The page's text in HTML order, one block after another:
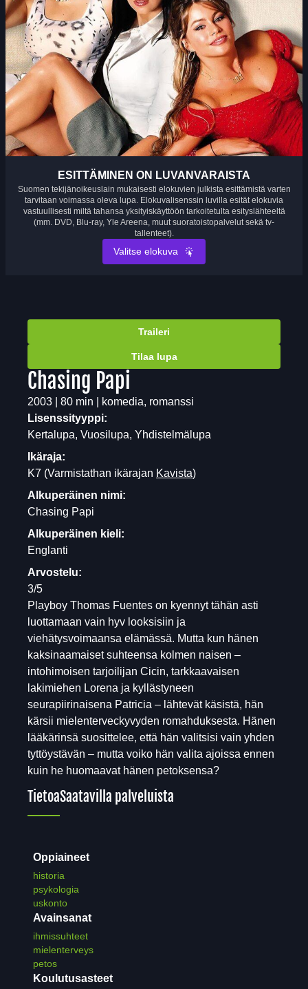
ESITTÄMINEN ON LUVANVARAISTA
Suomen tekijänoikeuslain mukaisesti elokuvien julkista esittämistä varten
tarvitaan voimassa oleva lupa. Elokuvalisenssin luvilla esität elokuvia
vastuullisesti miltä tahansa yksityiskäyttöön tarkoitetulta esityslähteeltä
(mm. DVD, Blu-ray, Yle Areena, muut suoratoistopalvelut sekä tv-
tallenteet).
Valitse elokuva
Traileri
Tilaa lupa
Chasing Papi
2003 | 80 min | komedia, romanssi
Lisenssityyppi:
Kertalupa, Vuosilupa, Yhdistelmälupa
Ikäraja:
K7 (Varmistathan ikärajan Kavista)
Alkuperäinen nimi:
Chasing Papi
Alkuperäinen kieli:
Englanti
Arvostelu:
3/5
Playboy Thomas Fuentes on kyennyt tähän asti
luottamaan vain hyv looksisiin ja
viehätysvoimaansa elämässä. Mutta kun hänen
kaksinaamaiset suhteensa kolmen naisen –
intohimoisen tarjoilijan Cicin, tarkkaavaisen
lakimiehen Lorena ja kyllästyneen
seurapiirinaisena Patricia – lähtevät käsistä, hän
kärsii mielenterveckyvyden romahduksesta. Hänen
lääkärinsä suosittelee, että hän valitsisi vain yhden
tyttöystävän – mutta voiko hän valita ajoissa ennen
kuin he huomaavat hänen petoksensa?
TietoaSaatavilla palveluista
Oppiaineet
historia
psykologia
uskonto
Avainsanat
ihmissuhteet
mielenterveys
petos
Koulutusasteet